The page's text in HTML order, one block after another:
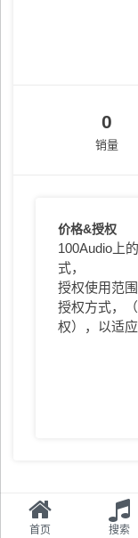
0
销量
价格&授权
100Audio上
式，
授权使用范
授权方式，
权），以适
首页 搜索